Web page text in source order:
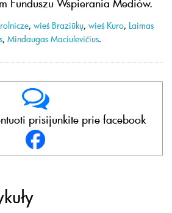
, wieś Braziūkų, wieś Kuro, Laimas
, Mindaugas Maciulevičius.
prisijunkite prie facebook